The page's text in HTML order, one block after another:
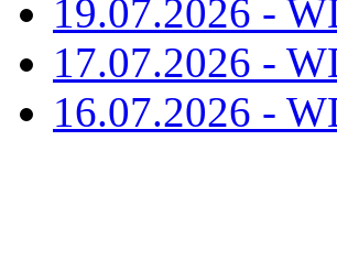
19.07.2026 -
17.07.2026 -
16.07.2026 -